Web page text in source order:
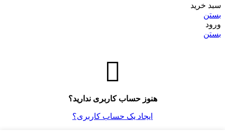
سبد خرید
بستن
ورود
بستن
هنوز حساب کاربری ندارید؟
ایجاد یک حساب کاربری؟